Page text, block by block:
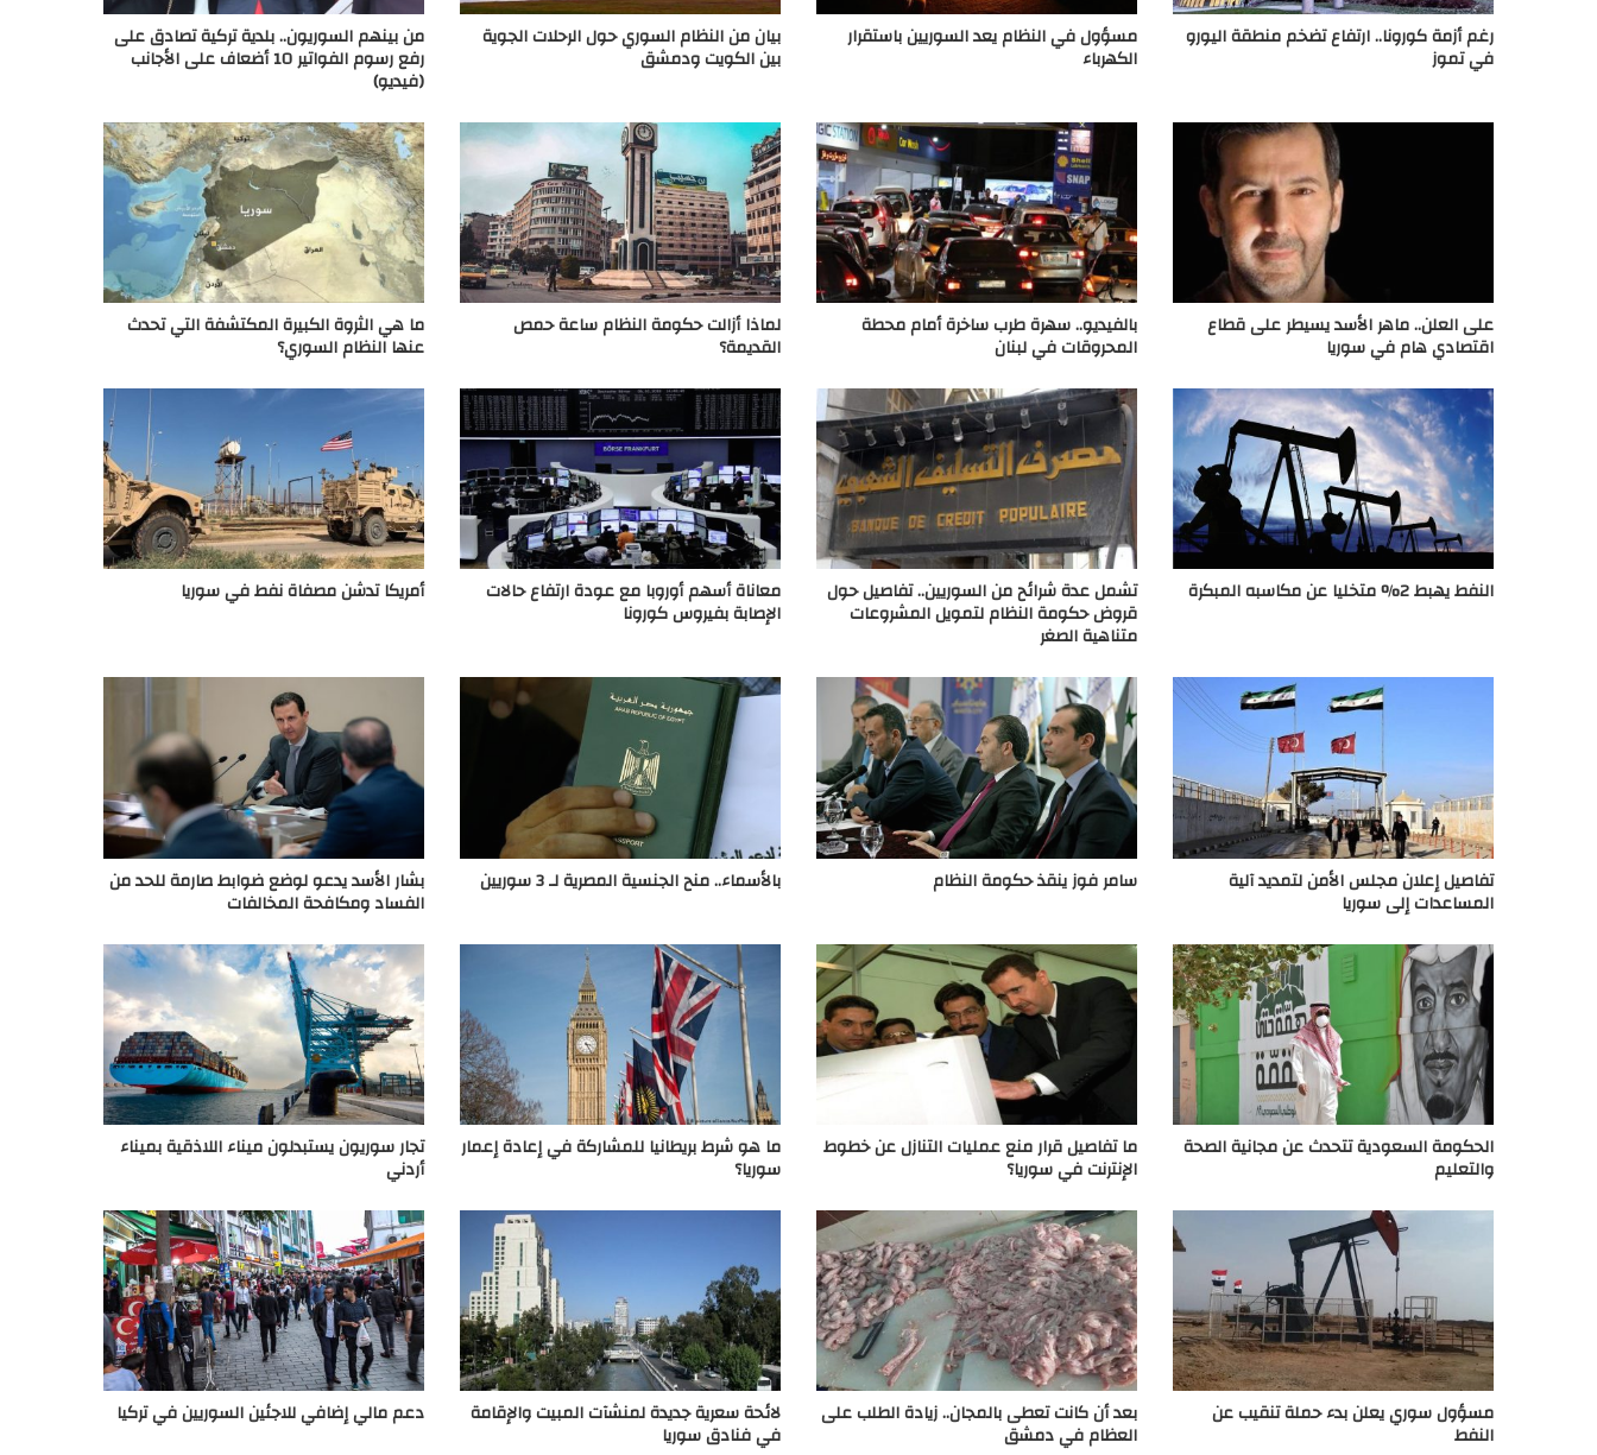
رغم أزمة كورونا.. ارتفاع تضخم منطقة اليورو
في تموز
مسؤول في النظام يعد السوريين باستقرار
الكهرباء
بيان من النظام السوري حول الرحلات الجوية
بين الكويت ودمشق
من بينهم السوريون.. بلدية تركية تصادق على
رفع رسوم الفواتير 10 أضعاف على الأجانب
(فيديو)
على العلن.. ماهر الأسد يسيطر على قطاع
اقتصادي هام في سوريا
بالفيديو.. سهرة طرب ساخرة أمام محطة
المحروقات في لبنان
لماذا أزالت حكومة النظام ساعة حمص
القديمة؟
ما هي الثروة الكبيرة المكتشفة التي تحدث
عنها النظام السوري؟
النفط يهبط 2% متخليا عن مكاسبه المبكرة تشمل عدة شرائح من السوريين.. تفاصيل حول
قروض حكومة النظام لتمويل المشروعات
متناهية الصغر
معاناة أسهم أوروبا مع عودة ارتفاع حالات
الإصابة بفيروس كورونا
أمريكا تدشن مصفاة نفط في سوريا
تفاصيل إعلان مجلس الأمن لتمديد آلية
المساعدات إلى سوريا
سامر فوز ينقذ حكومة النظام بالأسماء.. منح الجنسية المصرية لـ 3 سوريين بشار الأسد يدعو لوضع ضوابط صارمة للحد من
الفساد ومكافحة المخالفات
الحكومة السعودية تتحدث عن مجانية الصحة
والتعليم
ما تفاصيل قرار منع عمليات التنازل عن خطوط
الإنترنت في سوريا؟
ما هو شرط بريطانيا للمشاركة في إعادة إعمار
سوريا؟
تجار سوريون يستبدلون ميناء اللاذقية بميناء
أردني
مسؤول سوري يعلن بدء حملة تنقيب عن
النفط
بعد أن كانت تعطى بالمجان.. زيادة الطلب على
العظام في دمشق
لائحة سعرية جديدة لمنشآت المبيت والإقامة
في فنادق سوريا
دعم مالي إضافي للاجئين السوريين في تركيا